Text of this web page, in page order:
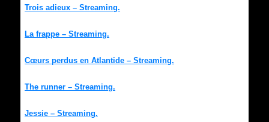
Trois adieux – Streaming.
La frappe – Streaming.
Cœurs perdus en Atlantide – Streaming.
The runner – Streaming.
Jessie – Streaming.